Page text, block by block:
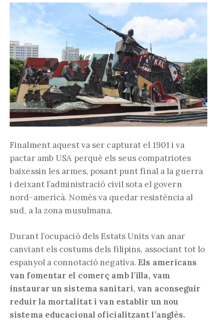
Finalment aquest va ser capturat el 1901 i va
pactar amb USA perquè els seus compatriotes
baixessin les armes, posant punt final a la guerra
i deixant l’administració civil sota el govern
nord-americà. Només va quedar resistència al
sud, a la zona musulmana.
Durant l’ocupació dels Estats Units van anar
canviant els costums dels filipins, associant tot lo
espanyol a connotació negativa.Els americans
van fomentar el comerç amb l’illa, vam
instaurar un sistema sanitari, van aconseguir
reduir la mortalitat i van establir un nou
sistema educacional oficialitzant l’anglès.